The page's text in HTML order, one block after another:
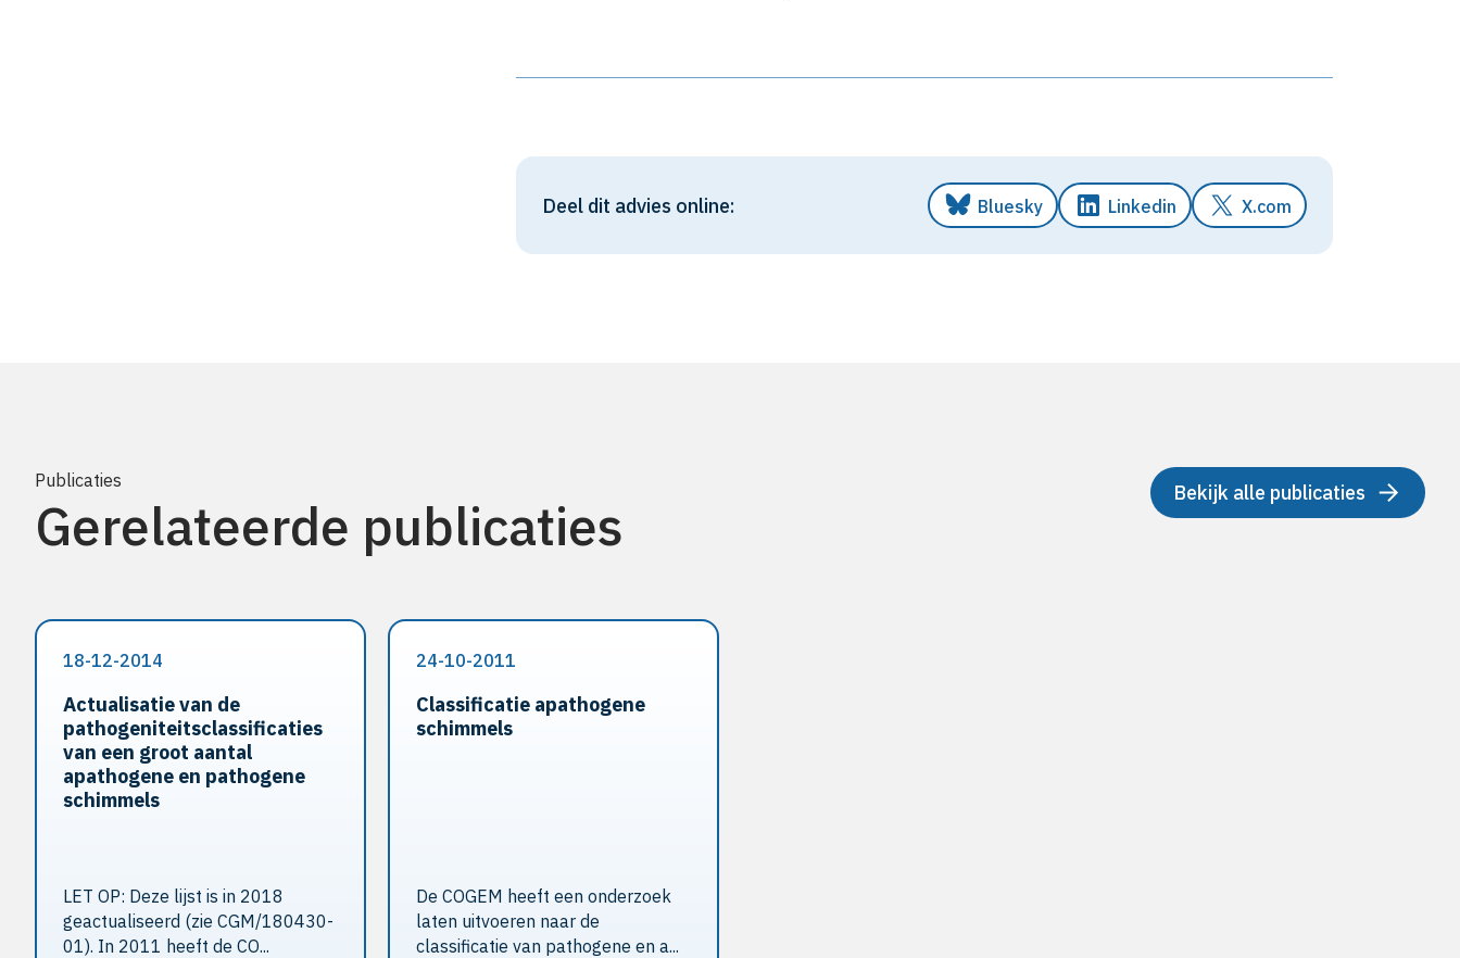
Deel dit advies online: Bluesky Linkedin X.com
Publicaties
Gerelateerde publicaties Bekijk alle publicaties
18-12-2014
Actualisatie van de
pathogeniteitsclassificaties
van een groot aantal
apathogene en pathogene
schimmels
LET OP: Deze lijst is in 2018
geactualiseerd (zie CGM/180430-
01). In 2011 heeft de CO...
24-10-2011
Classificatie apathogene
schimmels
De COGEM heeft een onderzoek
laten uitvoeren naar de
classificatie van pathogene en a...